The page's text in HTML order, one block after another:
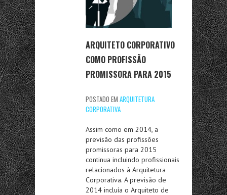
ARQUITETO CORPORATIVO
COMO PROFISSÃO
PROMISSORA PARA 2015
POSTADO EM ARQUITETURA
CORPORATIVA
Assim como em 2014, a
previsão das profissões
promissoras para 2015
continua incluindo profissionais
relacionados à Arquitetura
Corporativa. A previsão de
2014 incluía o Arquiteto de